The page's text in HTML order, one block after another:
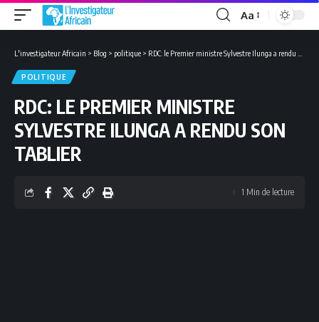
Font
Aa
L'investigateur Africain > Blog > politique > RDC: le Premier ministre Sylvestre Ilunga a rendu son tablier
POLITIQUE
RDC: LE PREMIER MINISTRE
SYLVESTRE ILUNGA A RENDU SON
TABLIER
1 Min de lecture